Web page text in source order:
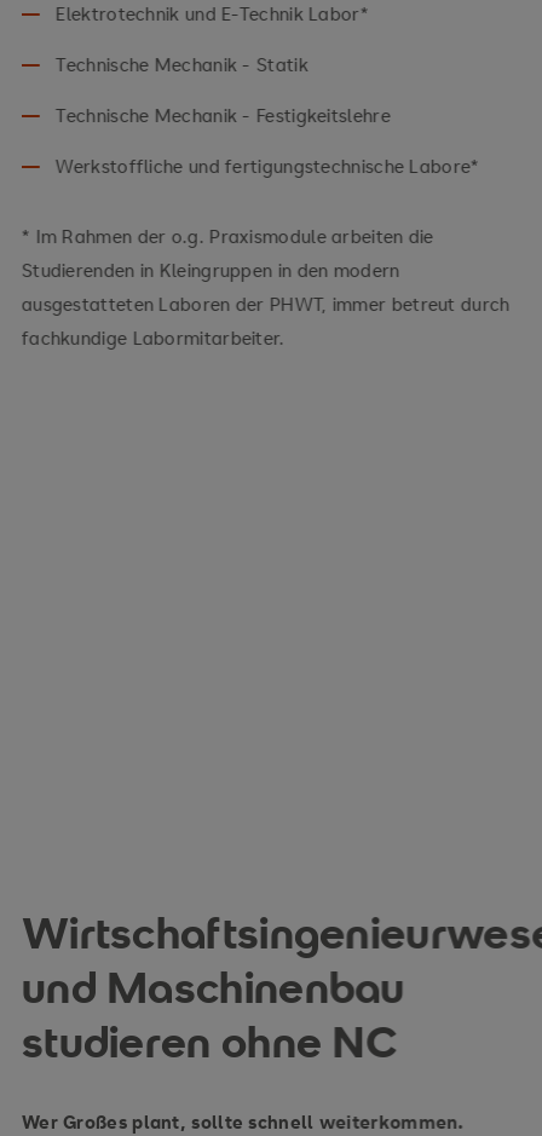
Elektrotechnik und E-Technik Labor*
Technische Mechanik - Statik
Technische Mechanik - Festigkeitslehre
Werkstoffliche und fertigungstechnische Labore*
* Im Rahmen der o.g. Praxismodule arbeiten die
Studierenden in Kleingruppen in den modern
ausgestatteten Laboren der PHWT, immer betreut durch
fachkundige Labormitarbeiter.
und Maschinenbau
studieren ohne NC
Wer Großes plant, sollte schnell weiterkommen.